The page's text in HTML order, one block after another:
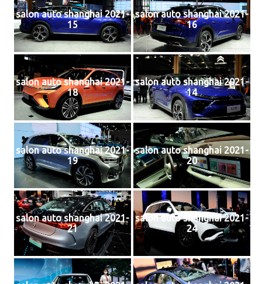
salon auto shanghai 2021-
15
salon auto shanghai 2021-
16
salon auto shanghai 2021-
18
salon auto shanghai 2021-
14
salon auto shanghai 2021-
19
salon auto shanghai 2021-
20
salon auto shanghai 2021-
21
salon auto shanghai 2021-
24